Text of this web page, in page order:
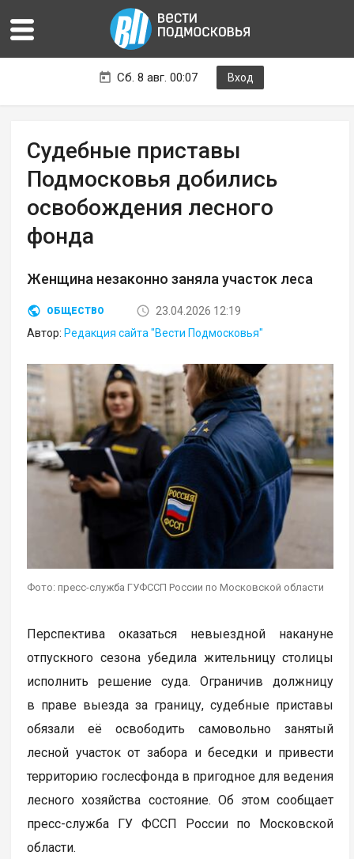
Сб. 8 авг. 00:07 Вход
Судебные приставы
Подмосковья добились
освобождения лесного
фонда
Женщина незаконно заняла участок леса
ОБЩЕСТВО
23.04.2026 12:19
Автор: Редакция сайта "Вести Подмосковья"
Фото: пресс-служба ГУФССП России по Московской области
Перспектива оказаться невыездной накануне
отпускного сезона убедила жительницу столицы
исполнить решение суда. Ограничив должницу
в праве выезда за границу, судебные приставы
обязали её освободить самовольно занятый
лесной участок от забора и беседки и привести
территорию гослесфонда в пригодное для ведения
лесного хозяйства состояние. Об этом сообщает
пресс-служба ГУ ФССП России по Московской
области.